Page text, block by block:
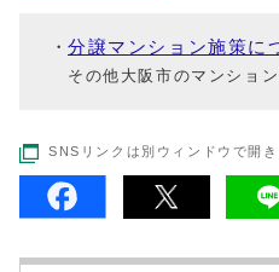
分譲マンション施策に
その他大阪市のマンショ
SNSリンクは別ウィンドウで開き